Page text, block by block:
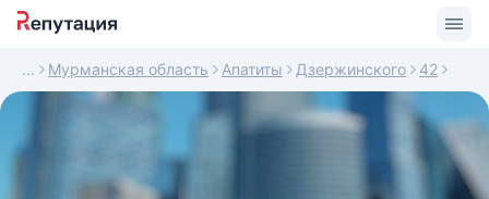
Мурманская область Апатиты Дзержинского 42